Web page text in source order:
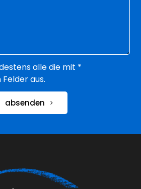
alle die mit *
aus.
absenden